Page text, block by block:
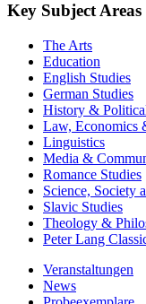
Key Subject Areas
The Arts
Education
English Studies
German Studies
History &
Law, Economics
Linguistics
Media &
Romance Studies
Science, Society
Slavic Studies
Theology &
Peter Lang
Veranstaltungen
News